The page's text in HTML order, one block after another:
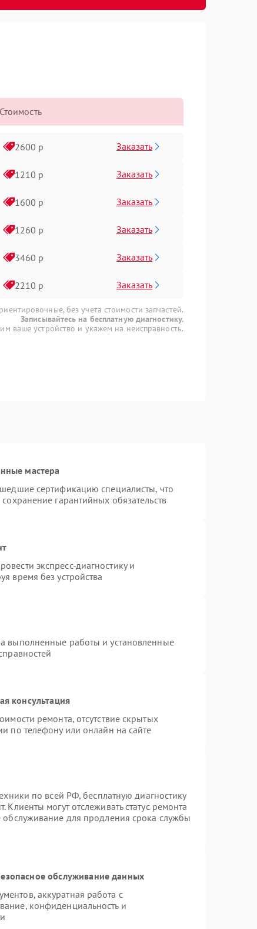
Стоимость
2600 р Заказать
1210 р Заказать
1600 р Заказать
1260 р Заказать
3460 р Заказать
2210 р Заказать
без учета стоимости запчастей.
Записывайтесь на бесплатную диагностику.
ваше устройство и укажем на неисправность.
мастера
сертификацию специалисты, что
гарантийных обязательств
экспресс-диагностику и
время без устройства
выполненные работы и установленные
консультация
ремонта, отсутствие скрытых
по телефону или онлайн на сайте
по всей РФ, бесплатную диагностику
могут отслеживать статус ремонта
обслуживание для продления срока службы
обслуживание данных
аккуратная работа с
конфиденциальность и